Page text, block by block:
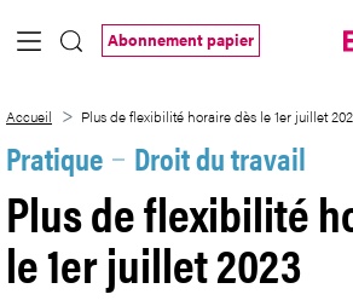
Saut au contenu principal
Abonnement papier
Accueil Plus de flexibilité horaire dès le 1er juillet
Pratique Droit du travail
Plus de flexibilité
le 1er juillet 2023